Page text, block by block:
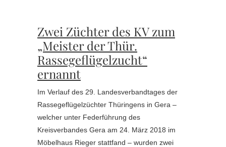
Zwei Züchter des KV zum
„Meister der Thür.
Rassegeflügelzucht“
ernannt
Im Verlauf des 29. Landesverbandtages der
Rassegeflügelzüchter Thüringens in Gera –
welcher unter Federführung des
Kreisverbandes Gera am 24. März 2018 im
Möbelhaus Rieger stattfand – wurden zwei